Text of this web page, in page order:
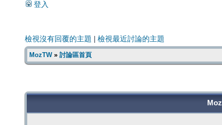
登入
檢視沒有回覆的主題 檢視最近討論的主題
MozTW» 討論區首頁